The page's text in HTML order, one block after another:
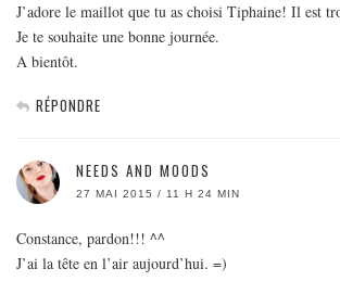
J’adore le maillot que tu as choisi Tiphaine! Il est
Je te souhaite une bonne journée.
A bientôt.
RÉPONDRE
NEEDS AND MOODS
27 MAI 2015 / 11 H 24 MIN
Constance, pardon!!! ^^
J’ai la tête en l’air aujourd’hui. =)